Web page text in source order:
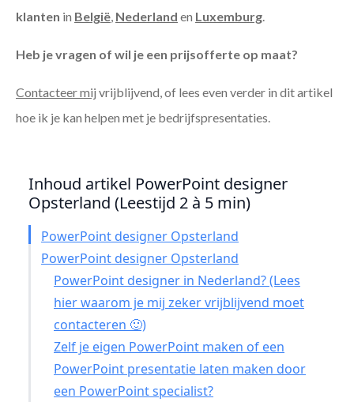
klanten in België, Nederland en Luxemburg.
Heb je vragen of wil je een prijsofferte op maat?
Contacteer mij vrijblijvend, of lees even verder in dit artikel
hoe ik je kan helpen met je bedrijfspresentaties.
Inhoud artikel PowerPoint designer
Opsterland (Leestijd 2 à 5 min)
PowerPoint designer Opsterland
PowerPoint designer Opsterland
PowerPoint designer in Nederland? (Lees
hier waarom je mij zeker vrijblijvend moet
contacteren 🙂)
Zelf je eigen PowerPoint maken of een
PowerPoint presentatie laten maken door
een PowerPoint specialist?